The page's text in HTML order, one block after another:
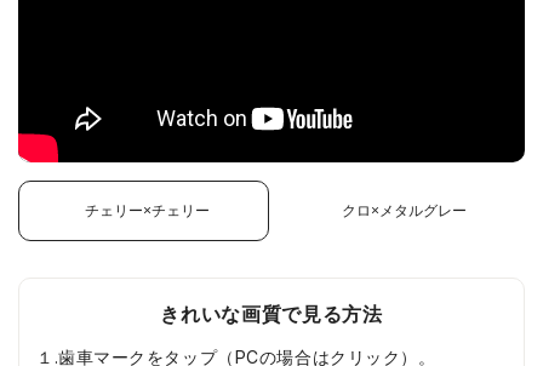
チェリー×チェリー クロ×メタルグレー
きれいな画質で見る方法
１.歯車マークをタップ（PCの場合はクリック）。